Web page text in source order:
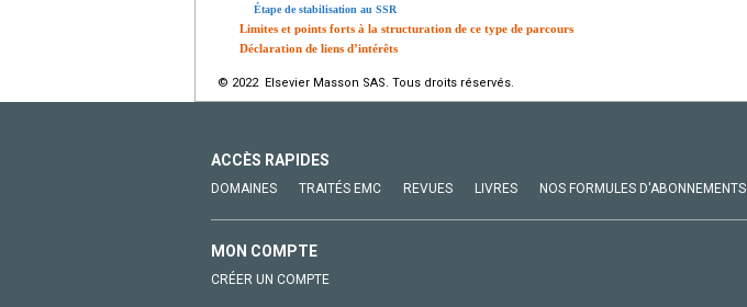
Étape de stabilisation au SSR
Limites et points forts à la structuration de ce type de parcours
Déclaration de liens d’intérêts
© 2022 Elsevier Masson SAS. Tous droits réservés.
ACCÈS RAPIDES
DOMAINES TRAITÉS EMC REVUES LIVRES NOS FORMULES D'ABONNEMENTS
MON COMPTE
CRÉER UN COMPTE